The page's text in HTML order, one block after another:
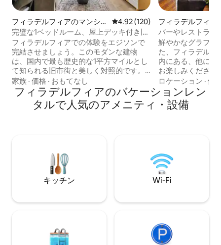
フィラデルフィアのマンショ
ン・アパート
レビュー120件、5つ星中4.92つ
4.92 (120)
完璧な1ベッドルーム、屋上デッキ付き|旧
市街|最高の景色
フィラデルフィアでの体験をエジソンで
完結させましょう。このモダンな建物
は、国内で最も歴史的な1平方マイルとし
て知られる旧市街と美しく対照的です。
人気レストラン、ショップ、インディペ
ンデンスホール、リバティベル、レース
ストリートピアなどまで徒歩圏内です！
イーグルス、フィリーズ、セブンティシ
車場で1日20ドルの駐車料金 ➢パノラマビ
ューが楽しめる共用屋上デッキ ➢仕事用
スペース ➢室内にある洗濯機・乾燥機 ➢
週7日24時間対応のゲストサポート
家族 · 価格 · おもてなし
フィラデルフィア
ョン・アパート
バーやレストラン
ュなアーティスト
鮮やかなグラフィ
た、フィラデルフ
内にある、他には
お楽しみください
夢のような空間
ア、アンティーク
の魅力が特徴で
気を醸し出して
ます。活気あふれ
お部屋は、バー、
囲まれており、近
ットがたくさんあ
ロケーション ·価
フィラデルフィアのバケーションレン
タルで人気のアメニティ・設備
キッチン Wi-Fi